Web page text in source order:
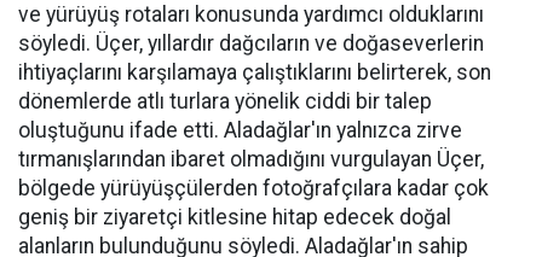
ve yürüyüş rotaları konusunda yardımcı olduklarını
söyledi. Üçer, yıllardır dağcıların ve doğaseverlerin
ihtiyaçlarını karşılamaya çalıştıklarını belirterek, son
dönemlerde atlı turlara yönelik ciddi bir talep
oluştuğunu ifade etti. Aladağlar'ın yalnızca zirve
tırmanışlarından ibaret olmadığını vurgulayan Üçer,
bölgede yürüyüşçülerden fotoğrafçılara kadar çok
geniş bir ziyaretçi kitlesine hitap edecek doğal
alanların bulunduğunu söyledi. Aladağlar'ın sahip